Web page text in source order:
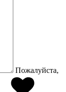
Пожалуйста,